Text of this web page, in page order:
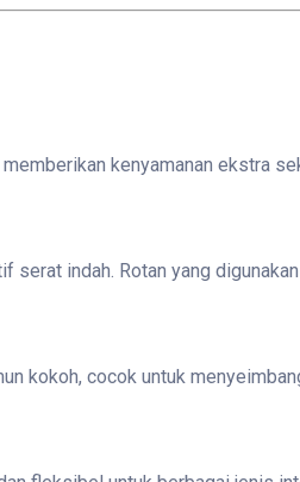
kenyamanan ekstra
serat indah. Rotan yang
kokoh, cocok untuk